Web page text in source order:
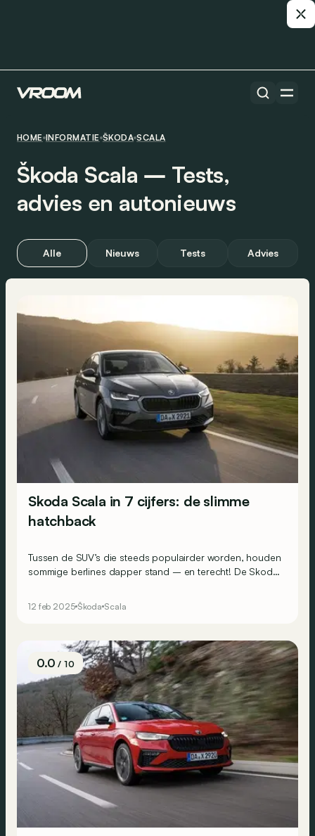
HOME INFORMATIE ŠKODA SCALA
Škoda Scala ― Tests,
advies en autonieuws
Alle Nieuws Tests Advies
Skoda Scala in 7 cijfers: de slimme
hatchback
Tussen de SUV’s die steeds populairder worden, houden
sommige berlines dapper stand – en terecht! De Skoda
zijn 7 cijfers die dat bevestigen!
12 feb 2025 Škoda Scala
0.0/ 10